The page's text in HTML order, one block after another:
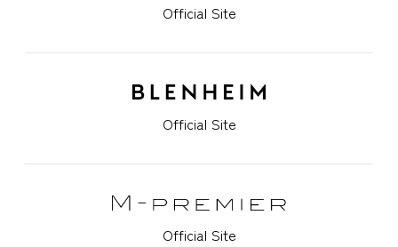
Official Site
Official Site
Official Site